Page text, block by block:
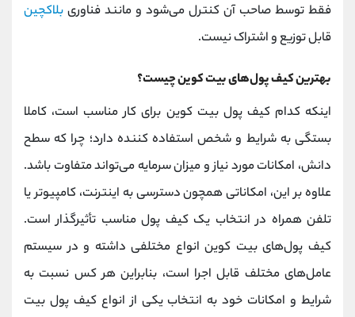
فقط توسط صاحب آن کنترل می‌شود‌ و مانند فناوری بلاکچین
قابل توزیع و اشتراک نیست.
بهترین کیف پول‌های بیت کوین چیست؟
اینکه کدام کیف پول بیت کوین برای کار مناسب است، کاملا
بستگی به شرایط و شخص استفاده کننده دارد؛ چرا که سطح
دانش، امکانات مورد نیاز و میزان سرمایه می‌تواند متفاوت باشد.
علاوه بر این، امکاناتی همچون دسترسی به اینترنت، کامپیوتر یا
تلفن همراه در انتخاب یک کیف پول مناسب تأثیرگذار است.
کیف پول‌های بیت کوین انواع مختلفی داشته و در سیستم‌
عامل‌های مختلف قابل اجرا است، بنابراین هر کس نسبت به
شرایط و امکانات خود به انتخاب یکی از انواع کیف پول بیت